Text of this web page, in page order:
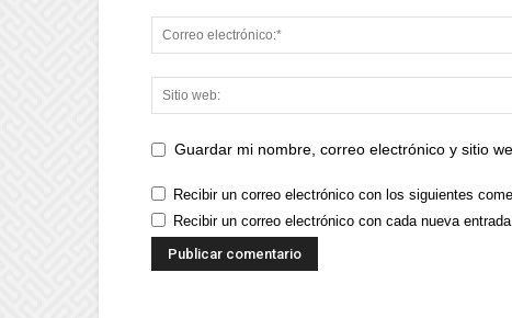
Guardar mi nombre, correo electrónico y sitio
Recibir un correo electrónico con los siguientes
Recibir un correo electrónico con cada nueva